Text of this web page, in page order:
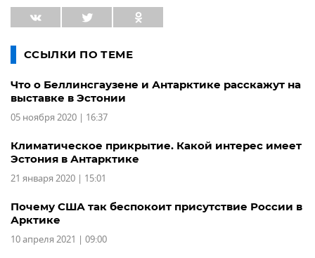
ССЫЛКИ ПО ТЕМЕ
Что о Беллинсгаузене и Антарктике расскажут на
выставке в Эстонии
05 ноября 2020 | 16:37
Климатическое прикрытие. Какой интерес имеет
Эстония в Антарктике
21 января 2020 | 15:01
Почему США так беспокоит присутствие России в
Арктике
10 апреля 2021 | 09:00